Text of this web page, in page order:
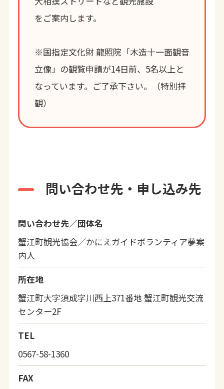
をご案内します。
※国指定文化財 龍照院「木造十一面観音
立像」の観覧申請が14日前、5名以上と
なっています。ご了承下さい。（特別拝
観）
問い合わせ先・申し込み先
問い合わせ先／団体名
蟹江町観光協会／かにえガイドボランティア夢案
内人
所在地
蟹江町大字須成字川西上371番地 蟹江町観光交流
センター2F
TEL
0567-58-1360
FAX